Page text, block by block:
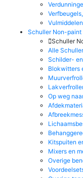
Schuller Non-paint
Schuller
Alle
Schilder-
Blokwitters
Op weg
Kitspuiten
Mixers en
Overige